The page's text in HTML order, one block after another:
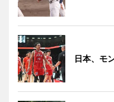
日本、モ